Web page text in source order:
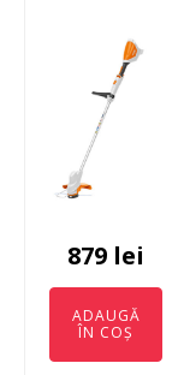
879 lei
ADAUGĂ
ÎN COȘ